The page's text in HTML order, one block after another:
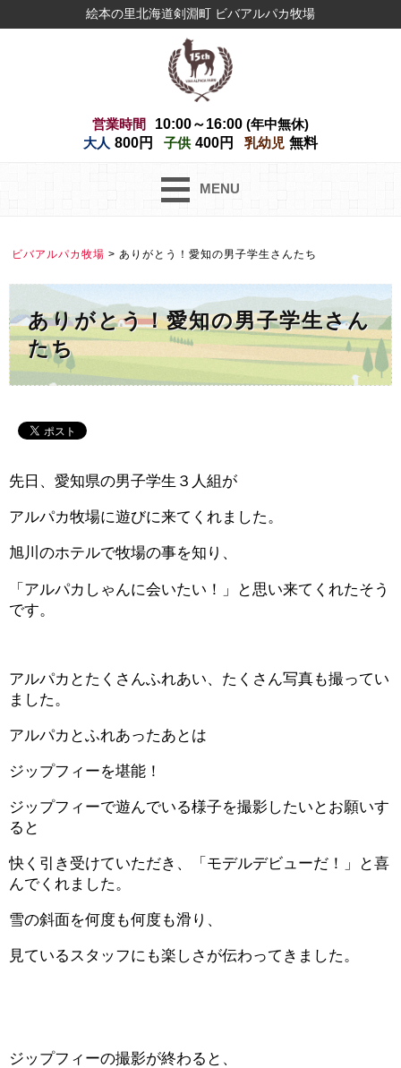
絵本の里北海道剣淵町 ビバアルパカ牧場
営業時間 10:00～16:00 (年中無休)
大人 800円 子供 400円 乳幼児 無料
MENU
ビバアルパカ牧場 > ありがとう！愛知の男子学生さんたち
ありがとう！愛知の男子学生さん
たち
先日、愛知県の男子学生３人組が
アルパカ牧場に遊びに来てくれました。
旭川のホテルで牧場の事を知り、
「アルパカしゃんに会いたい！」と思い来てくれたそう
です。
アルパカとたくさんふれあい、たくさん写真も撮ってい
ました。
アルパカとふれあったあとは
ジップフィーを堪能！
ジップフィーで遊んでいる様子を撮影したいとお願いす
ると
快く引き受けていただき、「モデルデビューだ！」と喜
んでくれました。
雪の斜面を何度も何度も滑り、
見ているスタッフにも楽しさが伝わってきました。
ジップフィーの撮影が終わると、